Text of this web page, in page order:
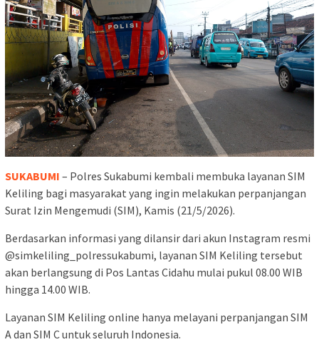
SUKABUMI – Polres Sukabumi kembali membuka layanan SIM
Keliling bagi masyarakat yang ingin melakukan perpanjangan
Surat Izin Mengemudi (SIM), Kamis (21/5/2026).
Berdasarkan informasi yang dilansir dari akun Instagram resmi
@simkeliling_polressukabumi, layanan SIM Keliling tersebut
akan berlangsung di Pos Lantas Cidahu mulai pukul 08.00 WIB
hingga 14.00 WIB.
Layanan SIM Keliling online hanya melayani perpanjangan SIM
A dan SIM C untuk seluruh Indonesia.